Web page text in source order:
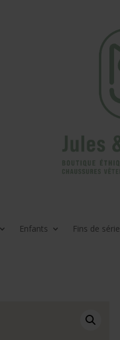
Enfants Fins de série